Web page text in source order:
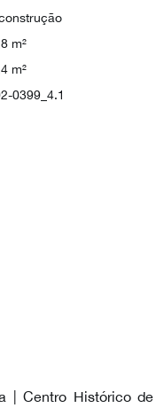
m²
m²
0399_4.1
| Centro Histórico de